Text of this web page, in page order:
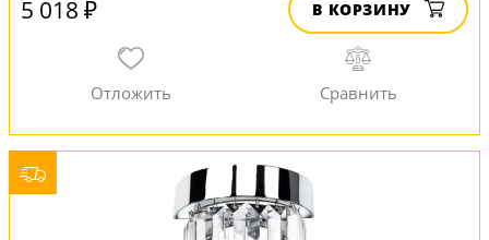
5 018 ₽ В КОРЗИНУ